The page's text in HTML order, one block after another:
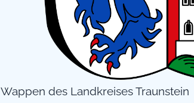
Wappen des Landkreises Traunstein